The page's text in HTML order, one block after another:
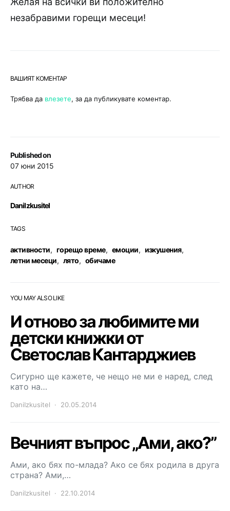
Published on
07 юни 2015
AUTHOR
DaniIzkusitel
TAGS
активности, горещо време, емоции, изкушения,
летни месеци, лято, обичаме
незабравими горещи месеци!
ВАШИЯТ КОМЕНТАР
Трябва да влезете, за да публикувате коментар.
YOU MAY ALSO LIKE
И отново за любимите ми
детски книжки от
Светослав Кантарджиев
Сигурно ще кажете, че нещо не ми е наред, след
като на…
DaniIzkusitel 20.05.2014
Вечният въпрос „Ами, ако?”
Ами, ако бях по-млада? Ако се бях родила в друга
страна? Ами,…
DaniIzkusitel 22.10.2014